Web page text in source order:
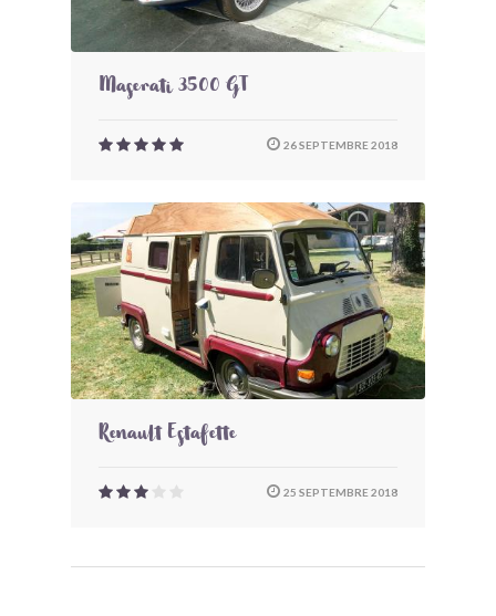
Maserati 3500 GT
26 SEPTEMBRE 2018
Renault Estafette
25 SEPTEMBRE 2018